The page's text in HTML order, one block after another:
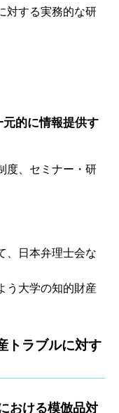
対する実務的な研
的に情報提供す
度、セミナー・研
、日本弁理士会な
う大学の知的財産
トラブルに対す
おける模倣品対